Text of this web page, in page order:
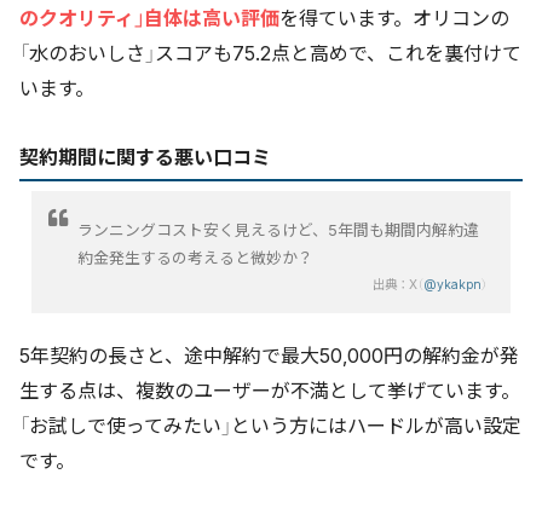
のクオリティ」自体は高い評価を得ています。オリコンの
「水のおいしさ」スコアも75.2点と高めで、これを裏付けて
います。
契約期間に関する悪い口コミ
ランニングコスト安く見えるけど、5年間も期間内解約違
約金発生するの考えると微妙か？
出典：X（@ykakpn）
5年契約の長さと、途中解約で最大50,000円の解約金が発
生する点は、複数のユーザーが不満として挙げています。
「お試しで使ってみたい」という方にはハードルが高い設定
です。